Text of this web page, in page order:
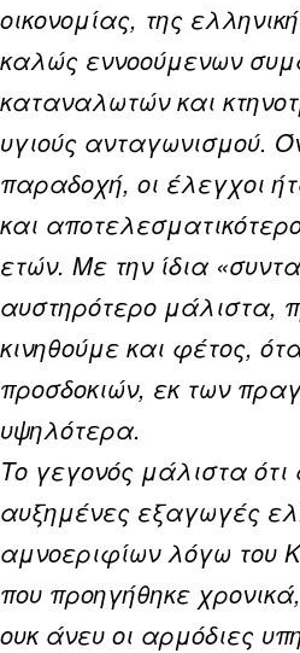
οικονομίας, της
καλώς εννοούμενων
καταναλωτών και
υγιούς ανταγωνισμού.
παραδοχή, οι έλεγχοι
και
ετών. Με την ίδια
αυστηρότερο μάλιστα,
κινηθούμε και φέτος,
προσδοκιών, εκ των
υψηλότερα.
Το γεγονός μάλιστα
αυξημένες εξαγωγές
αμνοεριφίων λόγω του
που προηγήθηκε
ουκ άνευ οι αρμόδιες